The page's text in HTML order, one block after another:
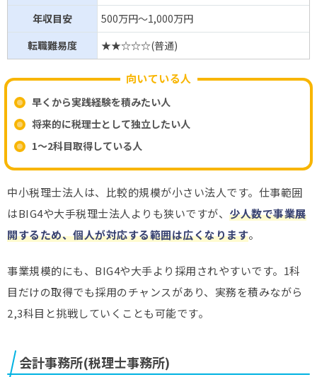
年収目安
500万円～1,000万円
転職難易度
★★☆☆☆(普通)
向いている人
早くから実践経験を積みたい人
将来的に税理士として独立したい人
1～2科目取得している人
中小税理士法人は、比較的規模が小さい法人です。仕事範囲
はBIG4や大手税理士法人よりも狭いですが、 少人数で事業展
開するため、個人が対応する範囲は広くなります。
事業規模的にも、BIG4や大手より採用されやすいです。1科
目だけの取得でも採用のチャンスがあり、実務を積みながら
2,3科目と挑戦していくことも可能です。
会計事務所(税理士事務所)